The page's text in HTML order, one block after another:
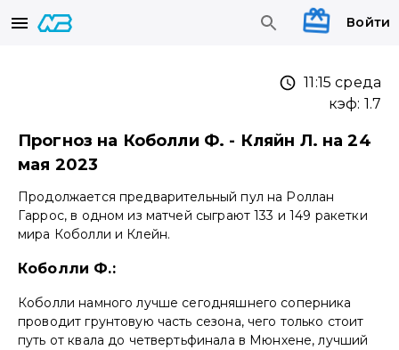
Войти
11:15 среда
кэф: 1.7
Прогноз на Коболли Ф. - Кляйн Л. на 24
мая 2023
Продолжается предварительный пул на Роллан
Гаррос, в одном из матчей сыграют 133 и 149 ракетки
мира Коболли и Клейн.
Коболли Ф.:
Коболли намного лучше сегодняшнего соперника
проводит грунтовую часть сезона, чего только стоит
путь от квала до четвертьфинала в Мюнхене, лучший